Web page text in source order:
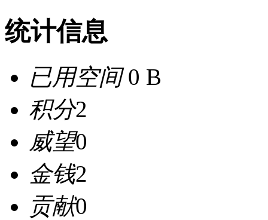
统计信息
已用空间0 B
积分2
威望0
金钱2
贡献0